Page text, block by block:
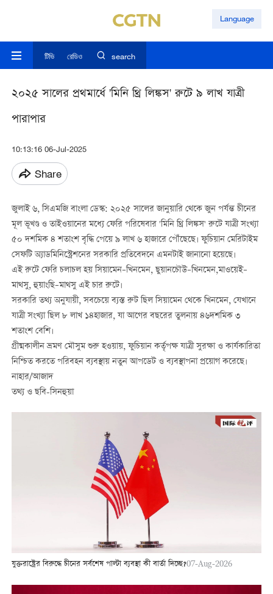
Language
টিভি রেডিও search
২০২৫ সালের প্রথমার্ধে 'মিনি থ্রি লিঙ্কস' রুটে ৯ লাখ যাত্রী
পারাপার
10:13:16 06-Jul-2025
Share
জুলাই৬,সিএমজিবাংলাডেস্ক: ২০২৫ সালেরজানুয়ারিথেকেজুনপর্যন্ত চীনের
মূল ভূখণ্ড ও তাইওয়ানের মধ্যে ফেরি পরিষেবার'মিনিথ্রিলিঙ্কস' রুটে যাত্রী সংখ্যা
৫০ দশমিক ৪ শতাংশবৃদ্ধিপেয়ে৯লাখ৬হাজারেপৌঁছেছে। ফুচিয়ানমেরিটাইম
সেফটিঅ্যাডমিনিস্ট্রেশনেরসরকারি প্রতিবেদনে এমনটাই জানানো হয়েছে।
এই রুটে ফেরি চলাচল হয়সিয়ামেন–খিনমেন,ছুয়ানচৌউ–খিনমেন,মাওয়েই–
মাথসু,হুয়াংছি–মাথসুএই চার রুটে।
সরকারি তথ্য অনুযায়ী, সবচেয়ে ব্যস্ত রুট ছিলসিয়ামেনথেকেখিনমেন, যেখানে
যাত্রী সংখ্যা ছিল৮লাখ ১৪হাজার, যা আগের বছরের তুলনায়৪৬দশমিক৩
শতাংশবেশি।
গ্রীষ্মকালীনভ্রমণমৌসুমশুরু হওয়ায়, ফুচিয়ান কর্তৃপক্ষ যাত্রী সুরক্ষা ও কার্যকারিতা
নিশ্চিত করতেপরিবহনব্যবস্থায়নতুনআপডেটওব্যবস্থাপনাপ্রয়োগ করেছে।
নাহার/আজাদ
তথ্য ও ছবি-সিনহুয়া
যুক্তরাষ্ট্রের বিরুদ্ধে চীনের সর্বশেষ পাল্টা ব্যবস্থা কী বার্তা দিচ্ছে?07-Aug-2026